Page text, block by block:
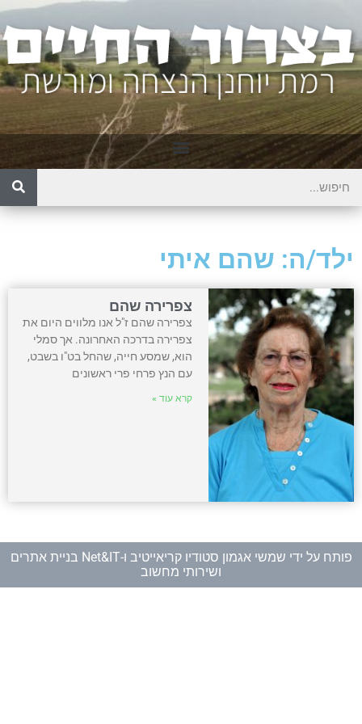
ילד/ה: שהם איתי
צפרירה שהם
צפרירה שהם ז"ל אנו מלווים היום את
צפרירה בדרכה האחרונה. אך סמלי
הוא, שמסע חייה, שהחל בט"ו בשבט,
עם הנץ פרחי פרי ראשונים
קרא עוד »
פותח על ידי שמשי אגמון סטודיו קריאייטיב ו-
Net&IT בניית אתרים
ושירותי מחשוב